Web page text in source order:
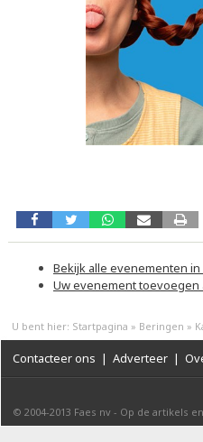
Bekijk alle evenementen
Uw evenement toevoegen
U bent hier: Startpagina » Beringen »
Contacteer ons | Adverteer |
© 2004-2013 Faes nv - Op de artikels